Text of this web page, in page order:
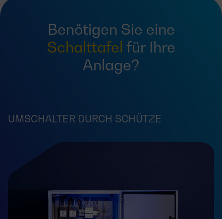
Benötigen Sie eine
Schalttafel für Ihre
Anlage?
UMSCHALTER DURCH SCHÜTZE